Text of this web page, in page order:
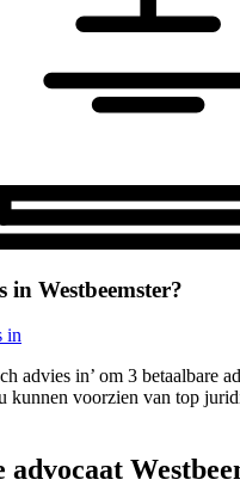
in Westbeemster?
in
advies in’ om 3 betaalbare
kunnen voorzien van top
advocaat